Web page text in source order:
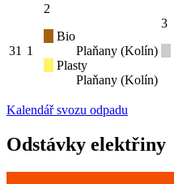
31 1
2
Bio
Plaňany (Kolín)
Plasty
Plaňany (Kolín)
3
Kalendář svozu odpadu
Odstávky elektřiny